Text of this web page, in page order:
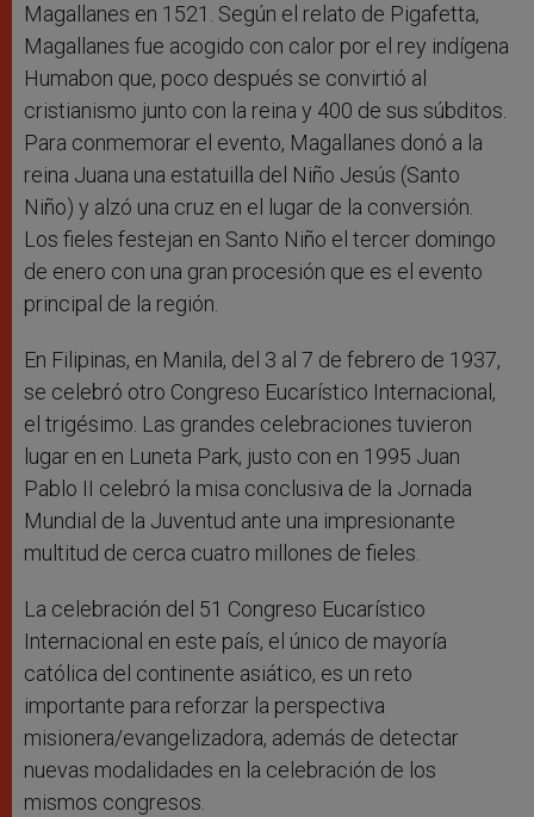
Magallanes en 1521. Según el relato de Pigafetta,
Magallanes fue acogido con calor por el rey indígena
Humabon que, poco después se convirtió al
cristianismo junto con la reina y 400 de sus súbditos.
Para conmemorar el evento, Magallanes donó a la
reina Juana una estatuilla del Niño Jesús (Santo
Niño) y alzó una cruz en el lugar de la conversión.
Los fieles festejan en Santo Niño el tercer domingo
de enero con una gran procesión que es el evento
principal de la región.
En Filipinas, en Manila, del 3 al 7 de febrero de 1937,
se celebró otro Congreso Eucarístico Internacional,
el trigésimo. Las grandes celebraciones tuvieron
lugar en en Luneta Park, justo con en 1995 Juan
Pablo II celebró la misa conclusiva de la Jornada
Mundial de la Juventud ante una impresionante
multitud de cerca cuatro millones de fieles.
La celebración del 51 Congreso Eucarístico
Internacional en este país, el único de mayoría
católica del continente asiático, es un reto
importante para reforzar la perspectiva
misionera/evangelizadora, además de detectar
nuevas modalidades en la celebración de los
mismos congresos.